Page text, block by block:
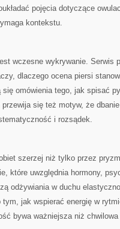
pojęcia dotyczące
kontekstu.
wczesne wykrywanie. Serwis
dlaczego ocena piersi
omówienia tego, jak spisać
się też motyw, że
i rozsądek.
szerzej niż tylko przez
które uwzględnia hormony,
odżywiania w duchu
jak wspierać energię w
bywa ważniejsza niż